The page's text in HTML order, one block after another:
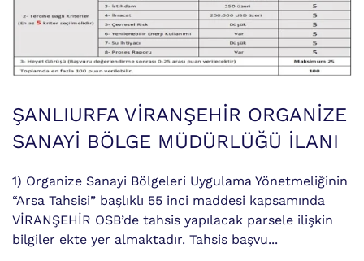
ŞANLIURFA VİRANŞEHİR ORGANİZE
SANAYİ BÖLGE MÜDÜRLÜĞÜ İLANI
1) Organize Sanayi Bölgeleri Uygulama Yönetmeliğinin
“Arsa Tahsisi” başlıklı 55 inci maddesi kapsamında
VİRANŞEHİR OSB’de tahsis yapılacak parsele ilişkin
bilgiler ekte yer almaktadır. Tahsis başvu...